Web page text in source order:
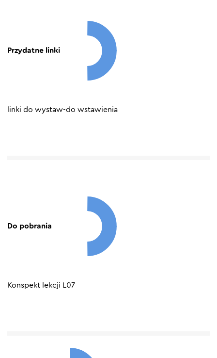
Przydatne linki
linki do wystaw-do wstawienia
Do pobrania
Konspekt lekcji L07